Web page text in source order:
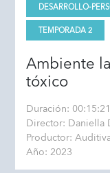
DESARROLLO-
TEMPORADA 2
Ambiente
tóxico
Duración: 00:15:21
Director: Daniella
Productor:
Año: 2023